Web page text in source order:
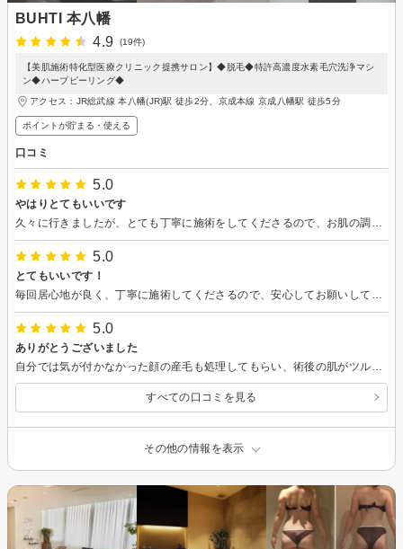
BUHTI 本八幡
4.9
(19件)
【美肌施術特化型医療クリニック提携サロン】◆脱毛◆特許高濃度水素毛穴洗浄マシ
ン◆ハーブピーリング◆
アクセス：JR総武線 本八幡(JR)駅 徒歩2分、京成本線 京成八幡駅 徒歩5分
ポイントが貯まる・使える
口コミ
5.0
やはりとてもいいです
5.0
とてもいいです！
5.0
ありがとうございました
すべての口コミを見る
その他の情報を表示